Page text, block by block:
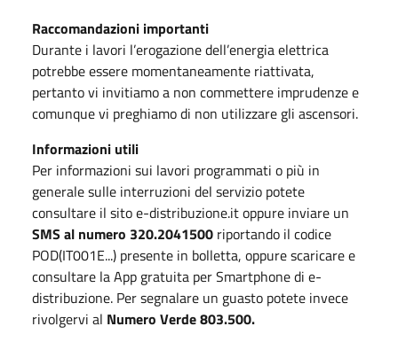
Raccomandazioni importanti
Durante i lavori l’erogazione dell’energia elettrica
potrebbe essere momentaneamente riattivata,
pertanto vi invitiamo a non commettere imprudenze e
comunque vi preghiamo di non utilizzare gli ascensori.
Informazioni utili
Per informazioni sui lavori programmati o più in
generale sulle interruzioni del servizio potete
consultare il sito e-distribuzione.it oppure inviare un
SMS al numero 320.2041500 riportando il codice
POD(IT001E...) presente in bolletta, oppure scaricare e
consultare la App gratuita per Smartphone di e-
distribuzione. Per segnalare un guasto potete invece
rivolgervi al Numero Verde 803.500.